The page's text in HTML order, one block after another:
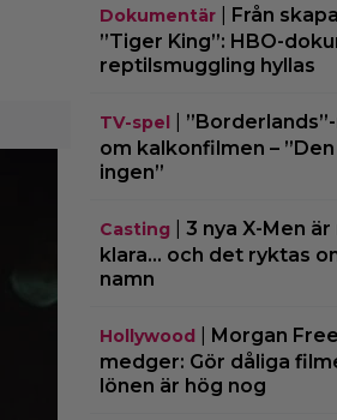
Dokumentär| Från
”Tiger King”: HBO-
reptilsmuggling hyllas
TV-spel
om kalkonfilmen –
ingen”
Casting
3 nya X-Men
klara… och det ryktas
namn
Hollywood
Morgan
medger: Gör dåliga
lönen är hög nog